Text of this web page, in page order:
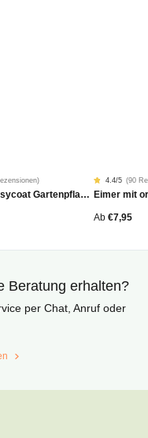
)
Culvita Easycoat Gartenpflanzendünger (Langzeitwirkung)
Rated
4.42
von
90
4.4/5 (90
Ab €7,95
Beratung erhalten?
per Chat, Anruf oder